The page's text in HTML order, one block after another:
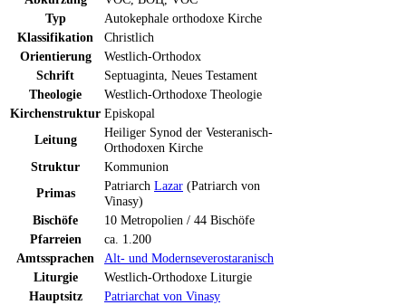
Typ
Autokephale orthodoxe Kirche
Klassifikation
Christlich
Orientierung
Westlich-Orthodox
Schrift
Septuaginta, Neues Testament
Theologie
Westlich-Orthodoxe Theologie
Kirchenstruktur Episkopal
Leitung
Heiliger Synod der Vesteranisch-
Orthodoxen Kirche
Struktur
Kommunion
Primas
Patriarch Lazar (Patriarch von
Vinasy)
Bischöfe
10 Metropolien / 44 Bischöfe
Pfarreien
ca. 1.200
Amtssprachen
Alt- und Modernseverostaranisch
Liturgie
Westlich-Orthodoxe Liturgie
Hauptsitz
Patriarchat von Vinasy